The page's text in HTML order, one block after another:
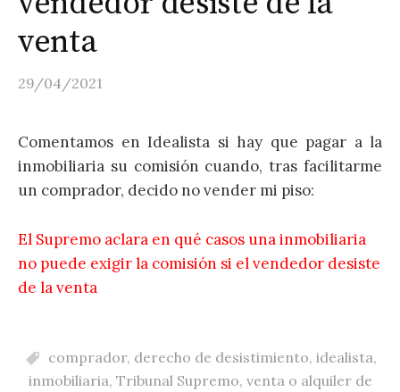
venta
29/04/2021
Comentamos en Idealista si hay que pagar a la
inmobiliaria su comisión cuando, tras facilitarme
un comprador, decido no vender mi piso:
El Supremo aclara en qué casos una inmobiliaria
no puede exigir la comisión si el vendedor desiste
de la venta
comprador, derecho de desistimiento, idealista,
inmobiliaria, Tribunal Supremo, venta o alquiler de